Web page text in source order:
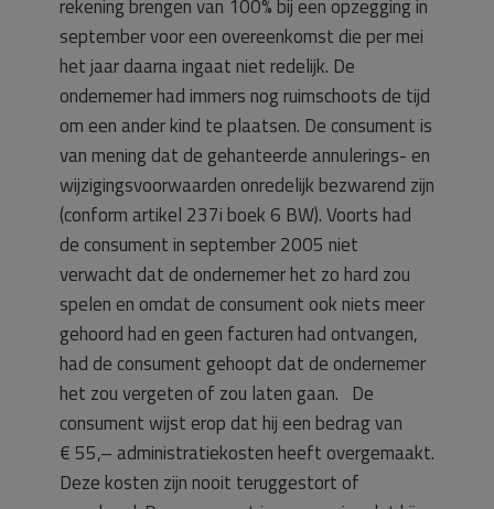
rekening brengen van 100% bij een opzegging in
september voor een overeenkomst die per mei
het jaar daarna ingaat niet redelijk. De
ondernemer had immers nog ruimschoots de tijd
om een ander kind te plaatsen. De consument is
van mening dat de gehanteerde annulerings- en
wijzigingsvoorwaarden onredelijk bezwarend zijn
(conform artikel 237i boek 6 BW). Voorts had
de consument in september 2005 niet
verwacht dat de ondernemer het zo hard zou
spelen en omdat de consument ook niets meer
gehoord had en geen facturen had ontvangen,
had de consument gehoopt dat de ondernemer
het zou vergeten of zou laten gaan. De
consument wijst erop dat hij een bedrag van
€ 55,– administratiekosten heeft overgemaakt.
Deze kosten zijn nooit teruggestort of